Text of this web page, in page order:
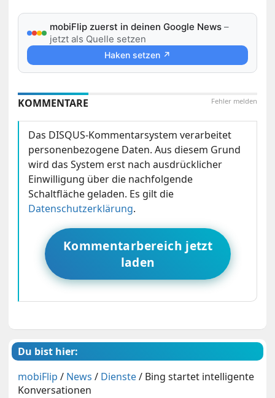
mobiFlip zuerst in deinen Google News –
jetzt als Quelle setzen
Haken setzen ↗
Fehler melden
KOMMENTARE
Das DISQUS-Kommentarsystem verarbeitet
personenbezogene Daten. Aus diesem Grund
wird das System erst nach ausdrücklicher
Einwilligung über die nachfolgende
Schaltfläche geladen. Es gilt die
Datenschutzerklärung.
Kommentarbereich jetzt
laden
Du bist hier:
mobiFlip / News / Dienste/ Bing startet intelligente
Konversationen